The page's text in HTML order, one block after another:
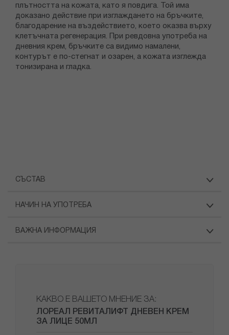
плътността на кожата, като я повдига. Той има
доказано действие при изглаждането на бръчките,
благодарение на въздействието, което оказва върху
клетъчната регенерация. При ревдовна употреба на
дневния крем, бръчките са видимо намалени,
контурът е по-стегнат и озарен, а кожата изглежда
тонизирана и гладка.
СЪСТАВ
НАЧИН НА УПОТРЕБА
ВАЖНА ИНФОРМАЦИЯ
КАКВО Е ВАШЕТО МНЕНИЕ ЗА:
ЛОРЕАЛ РЕВИТАЛИФТ ДНЕВЕН КРЕМ
ЗА ЛИЦЕ 50МЛ